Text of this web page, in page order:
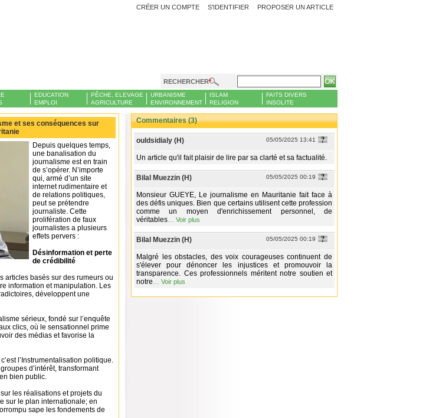
PROPOSER UN ARTICLE
CRÉER UN COMPTE S'IDENTIFIER
RECHERCHER
EDUCATION
EMPLOI
PÊCHE, ELEVAGE
AGRICULTURE
URBANISME
ENVIRONNEMENT
ISLAM
RELIGION
FAITS DIVERS
INSOLITE
et ses conséquences sur
Depuis quelques temps,
une banalisation du
journalisme est en train
de s’opérer. N’importe
qui, armé d’un site
internet rudimentaire et
de relations politiques,
peut se prétendre
journaliste. Cette
prolifération de faux
journalistes a plusieurs
effets pervers :
Désinformation et perte
de crédibilité
articles basés sur des rumeurs ou
information et manipulation. Les
développent une
sérieux, fondé sur l’enquête
clics, où le sensationnel prime
des médias et favorise la
l’Instrumentalisation politique.
d’intérêt, transformant
bien public.
les réalisations et projets du
sur le plan internationale; en
sape les fondements de
Commentaires (3)
ouldsidialy (H) 05/05/2025 13:41
Un article qu'il fait plaisir de lire par sa clarté et sa factualité.
Bilal Muezzin (H) 05/05/2025 00:19
Monsieur GUEYE, Le journalisme en Mauritanie fait face à
des défis uniques. Bien que certains utilisent cette profession
comme un moyen d'enrichissement personnel, de
véritables
Voir plus
Bilal Muezzin (H) 05/05/2025 00:19
Malgré les obstacles, des voix courageuses continuent de
s'élever pour dénoncer les injustices et promouvoir la
transparence. Ces professionnels méritent notre soutien et
notre
Voir plus